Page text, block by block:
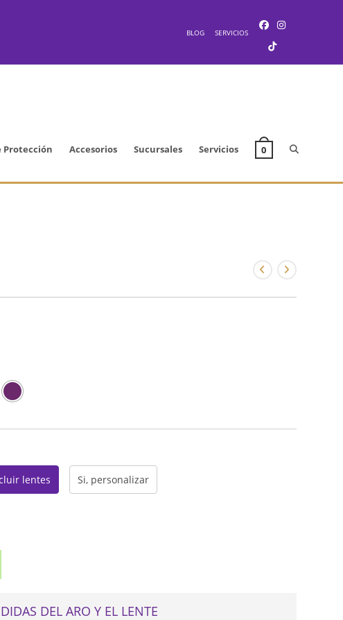
BLOG SERVICIOS
Protección Accesorios Sucursales Servicios 0 Alternar
la
lentes Si, personalizar
DEL ARO Y EL LENTE